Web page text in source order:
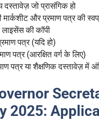
दस्तावेज़ जो प्रासंगिक हो
मार्कशीट और प्रमाण पत्र की
लाइसेंस की कॉपी
पत्र (यदि हो)
पत्र (आरक्षित वर्ग के लिए)
पत्र या शैक्षणिक दस्तावेज़ में
2025: